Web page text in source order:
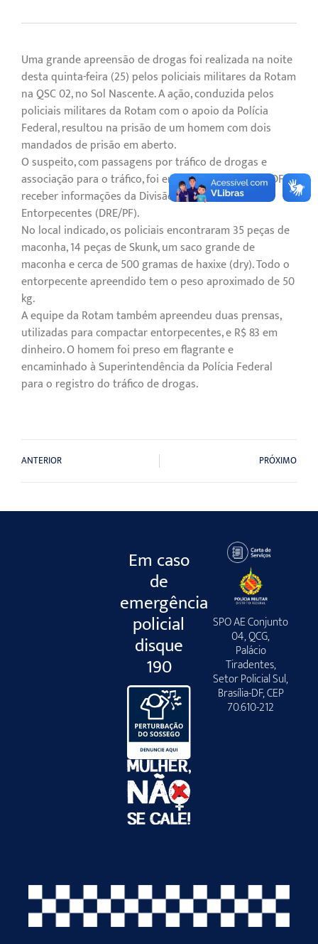
Uma grande apreensão de drogas foi realizada na noite
desta quinta-feira (25) pelos policiais militares da Rotam
na QSC 02, no Sol Nascente. A ação, conduzida pelos
policiais militares da Rotam com o apoio da Polícia
Federal, resultou na prisão de um homem com dois
mandados de prisão em aberto.
O suspeito, com passagens por tráfico de drogas e
associação para o tráfico, foi encontrado após a PMDF
receber informações da Divisão de Repressão a
Entorpecentes (DRE/PF).
No local indicado, os policiais encontraram 35 peças de
maconha, 14 peças de Skunk, um saco grande de
maconha e cerca de 500 gramas de haxixe (dry). Todo o
entorpecente apreendido tem o peso aproximado de 50
kg.
A equipe da Rotam também apreendeu duas prensas,
utilizadas para compactar entorpecentes, e R$ 83 em
dinheiro. O homem foi preso em flagrante e
encaminhado à Superintendência da Polícia Federal
para o registro do tráfico de drogas.
ANTERIOR PRÓXIMO
Em caso
de
emergência
policial
disque
190
SPO AE Conjunto
04, QCG,
Palácio
Tiradentes,
Setor Policial Sul,
Brasília-DF, CEP
70.610-212